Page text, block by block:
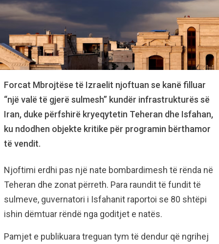
Forcat Mbrojtëse të Izraelit njoftuan se kanë filluar
“një valë të gjerë sulmesh” kundër infrastrukturës së
Iran, duke përfshirë kryeqytetin Teheran dhe Isfahan,
ku ndodhen objekte kritike për programin bërthamor
të vendit.
Njoftimi erdhi pas një nate bombardimesh të rënda në
Teheran dhe zonat përreth. Para raundit të fundit të
sulmeve, guvernatori i Isfahanit raportoi se 80 shtëpi
ishin dëmtuar rëndë nga goditjet e natës.
Pamjet e publikuara treguan tym të dendur që ngrihej